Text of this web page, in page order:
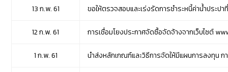
13 ก.พ. 61 ขอให้ตรวจสอบและเร่งรัดการชำระหนี้ค่าน้ำประปา
12 ก.พ. 61 การเชื่อมโยงประกาศจัดซื้อจัดจ้างจากเว็บไซต์
1 ก.พ. 61 นำส่งหลักเกณฑ์และวิธีการจัดให้มีแผนการลงทุน